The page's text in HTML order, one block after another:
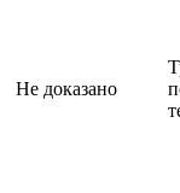
Не доказано